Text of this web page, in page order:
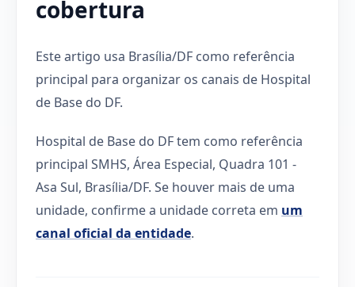
cobertura
Este artigo usa Brasília/DF como referência
principal para organizar os canais de Hospital
de Base do DF.
Hospital de Base do DF tem como referência
principal SMHS, Área Especial, Quadra 101 -
Asa Sul, Brasília/DF. Se houver mais de uma
unidade, confirme a unidade correta em um
canal oficial da entidade.